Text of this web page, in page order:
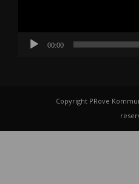
00:00
Copyright PRove